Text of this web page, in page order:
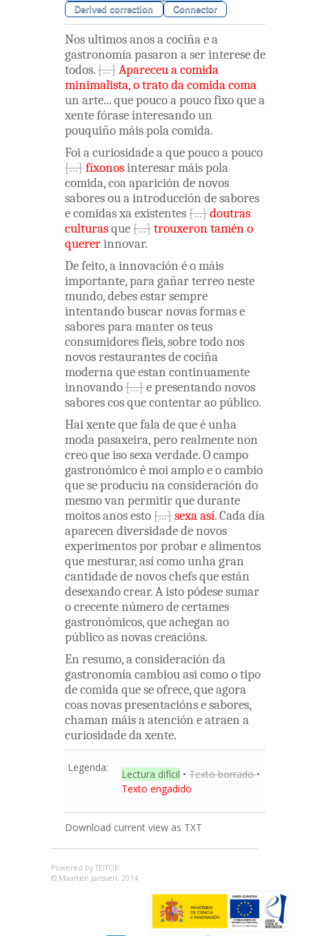
Derived correction
Connector
Nosultimosanosacociñaea
gastronomíapasaron aserinteresede
todos. Apareceuacomida
minimalista,otratodacomidacoma
un arte...quepoucoapoucofixoquea
xentefóraseinteresandoun
pouquiñomáispolacomida.
Foiacuriosidadeaquepoucoapouco
fíxonosinteresarmáispola
comida,coaaparición denovos
saboresouaintroducción desabores
ecomidasxaexistentes
doutras
culturasque trouxerontaméno
quererinnovar.
Defeito,ainnovación éomáis
importante,paragañarterreoneste
mundo,debesestarsempre
intentandobuscarnovasformase
saboresparamanterosteus
consumidoresfieis,sobretodonos
novosrestaurantesdecociña
modernaqueestan continuamente
innovando
epresentandonovos
saborescosquecontentaraopúblico.
Haixentequefaladequeéunha
modapasaxeira,perorealmentenon
creoqueisosexaverdade.Ocampo
gastronómicoémoiamploeocambio
queseproduciunaconsideración do
mesmovan permitirquedurante
moitosanosesto sexaasí.Cadadía
aparecen diversidadedenovos
experimentosporprobarealimentos
quemesturar,asícomounhagran
cantidadedenovoschefsqueestán
desexandocrear.Aistopódesesumar
ocrecentenúmerodecertames
gastronómicos,queachegan ao
públicoasnovascreacións.
En resumo,aconsideración da
gastronomíacambiouasicomootipo
decomidaqueseofrece,queagora
coasnovaspresentaciónsesabores,
chaman máisaatención eatraen a
curiosidadedaxente.
Legenda:
Lectura difícil • Texto borrado •
Texto engadido
Download current view as TXT
Powered by TEITOK
© Maarten Janssen, 2014